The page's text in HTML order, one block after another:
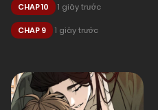
CHAP 10 1 giây trước
CHAP 9 1 giây trước